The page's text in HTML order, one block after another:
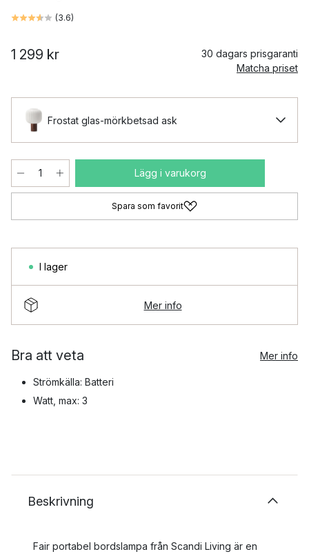
(3.6)
1 299 kr
30 dagars prisgaranti
Matcha priset
Frostat glas-mörkbetsad ask
Lägg i varukorg
Spara som favorit
I lager
Mer info
Bra att veta Mer info
Strömkälla: Batteri
Watt, max: 3
Beskrivning
Fair portabel bordslampa från Scandi Living är en